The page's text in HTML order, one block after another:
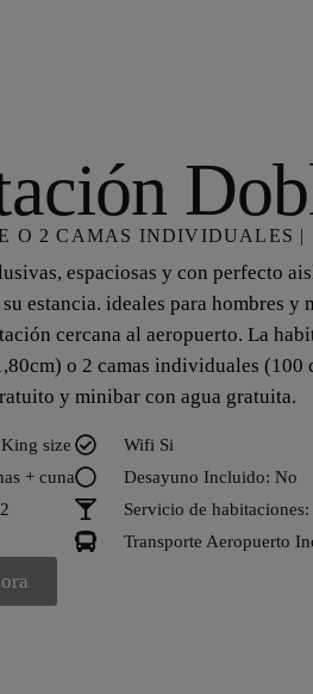
O 2 CAMAS INDIVIDUALES |
espaciosas y con perfecto
estancia. ideales para hombres
cercana al aeropuerto. La
o 2 camas individuales (100
y minibar con agua gratuita.
size
+ cuna
Wifi Si
Desayuno Incluido: No
Servicio de habitaciones:
Transporte Aeropuerto